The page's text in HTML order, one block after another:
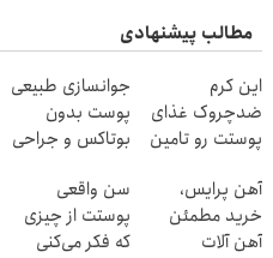
مطالب پیشنهادی
این کرم
ضدچروک غذای
پوستت رو تامین
40%تخفیف)
جوانسازی طبیعی
پوست بدون
بوتاکس و جراحی
تخفیف ویژه
آهن پرایس،
خرید مطمئن
آهن آلات
سن واقعی
پوستت از چیزی
که فکر می‌کنی